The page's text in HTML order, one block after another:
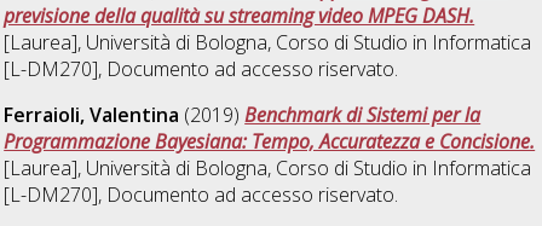
previsione della qualità su streaming video MPEG DASH.
[Laurea], Università di Bologna, Corso di Studio in Informatica
[L-DM270], Documento ad accesso riservato.
Ferraioli, Valentina (2019)Benchmark di Sistemi per la
Programmazione Bayesiana: Tempo, Accuratezza e Concisione.
[Laurea], Università di Bologna, Corso di Studio in Informatica
[L-DM270], Documento ad accesso riservato.